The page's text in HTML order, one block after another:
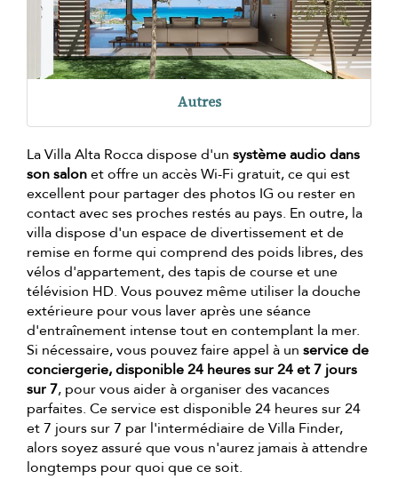
Autres
La Villa Alta Rocca dispose d'un système audio dans
son salonet offre un accès Wi-Fi gratuit, ce qui est
excellent pour partager des photos IG ou rester en
contact avec ses proches restés au pays. En outre, la
villa dispose d'un espace de divertissement et de
remise en forme qui comprend des poids libres, des
vélos d'appartement, des tapis de course et une
télévision HD. Vous pouvez même utiliser la douche
extérieure pour vous laver après une séance
d'entraînement intense tout en contemplant la mer.
Si nécessaire, vous pouvez faire appel à un service de
conciergerie, disponible 24 heures sur 24 et 7 jours
sur 7, pour vous aider à organiser des vacances
parfaites. Ce service est disponible 24 heures sur 24
et 7 jours sur 7 par l'intermédiaire de Villa Finder,
alors soyez assuré que vous n'aurez jamais à attendre
longtemps pour quoi que ce soit.